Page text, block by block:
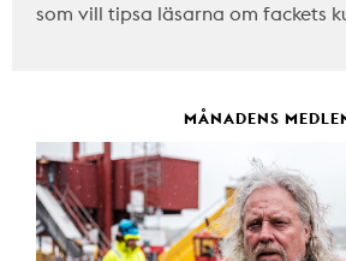
som vill tipsa läsarna om fackets
MÅNADENS